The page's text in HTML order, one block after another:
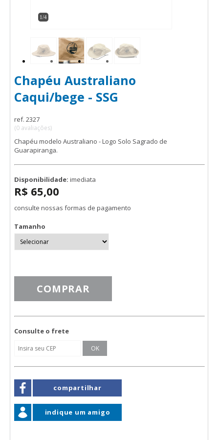
1/4
Chapéu Australiano
Caqui/bege - SSG
ref. 2327
(0 avaliações)
Chapéu modelo Australiano - Logo Solo Sagrado de
Guarapiranga.
Disponibilidade: imediata
R$ 65,00
consulte nossas formas de pagamento
Tamanho
COMPRAR
Consulte o frete
compartilhar
indique um amigo